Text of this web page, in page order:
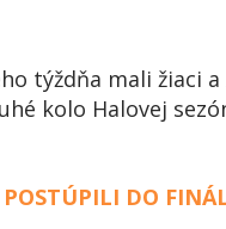
týždňa mali žiaci a
kolo Halovej
POSTÚPILI DO